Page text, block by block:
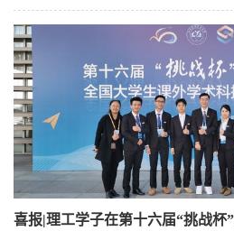
项、二等奖1项、三等奖2项。...
喜报|理工学子在第十六届“挑战杯